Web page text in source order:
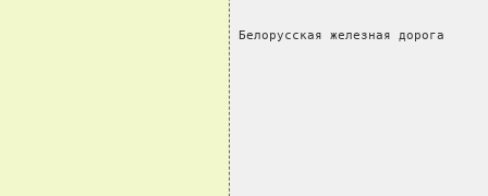
Белорусская железная дорога